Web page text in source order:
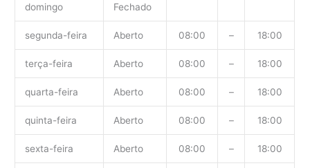
domingo Fechado
segunda-feira Aberto 08:00 – 18:00
terça-feira Aberto 08:00 – 18:00
quarta-feira Aberto 08:00 – 18:00
quinta-feira Aberto 08:00 – 18:00
sexta-feira Aberto 08:00 – 18:00